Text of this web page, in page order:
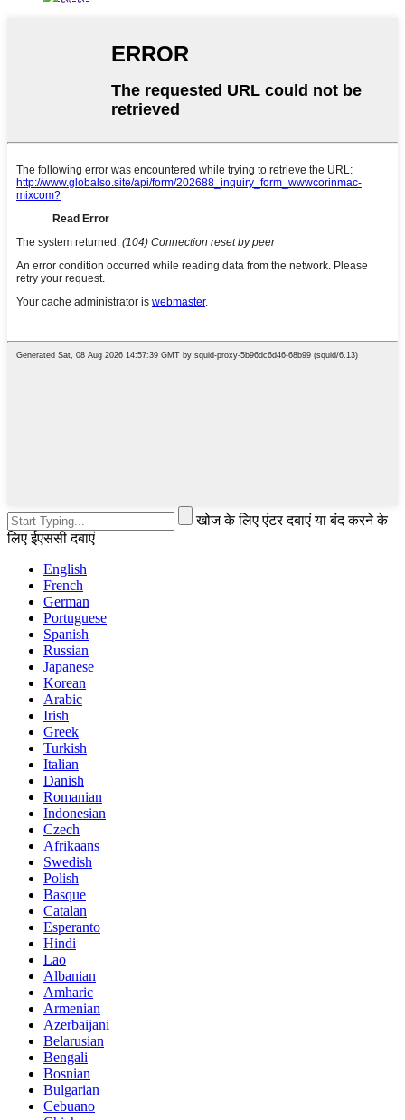
खोज के लिए एंटर दबाएं या बंद करने के
लिए ईएससी दबाएं
English
French
German
Portuguese
Spanish
Russian
Japanese
Korean
Arabic
Irish
Greek
Turkish
Italian
Danish
Romanian
Indonesian
Czech
Afrikaans
Swedish
Polish
Basque
Catalan
Esperanto
Hindi
Lao
Albanian
Amharic
Armenian
Azerbaijani
Belarusian
Bengali
Bosnian
Bulgarian
Cebuano